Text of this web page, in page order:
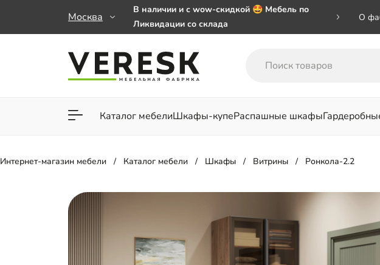
Москва
В наличии и с wow-скидкой 🤩 Мебель по
Ликвидации со склада
заказе от 50 000 ₽
Важно! Наш Whatsapp переехал на номер
О
Каталог мебелиШкафы-купеРаспашные шкафы
Для гостиной Для спальни
Интернет-магазин мебели Каталог мебели Шкафы Витрины Ронкола-2.2